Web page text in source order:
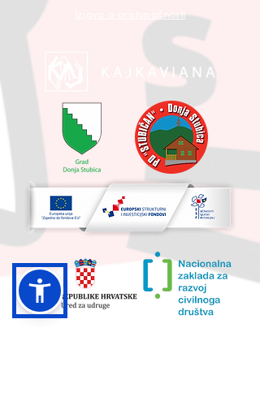
Izjava o pristupačnosti